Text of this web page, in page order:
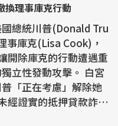
換理事庫克行動
總統川普(Donald Tru
事庫克(Lisa Cook)，
開除庫克的行動遭遇重
性發動攻擊。 白宮
「正在考慮」解除她
經證實的抵押貸款詐